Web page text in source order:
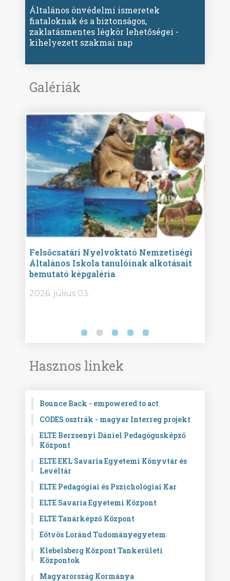
Általános önvédelmi ismeretek
fiataloknak és a biztonságos,
zaklatásmentes légkör lehetőségei -
kihelyezett szakmai nap
Galériák
Felsőcsatári Nyelvoktató Nemzetiségi
Általános Iskola tanulóinak alkotásait
bemutató képgaléria
2026. július 03.
Hasznos linkek
Bounce Back - empowered to act
CODES osztrák - magyar Interreg projekt
ELTE Berzsenyi Dániel Pedagógusképző
Központ
ELTE EKL Savaria Egyetemi Könyvtár és
Levéltár
ELTE Pedagógiai és Pszichológiai Kar
ELTE Savaria Egyetemi Központ
ELTE Tanárképző Központ
Eötvös Loránd Tudományegyetem
Klebelsberg Központ Tankerületi
Központok
Magyarország Kormánya